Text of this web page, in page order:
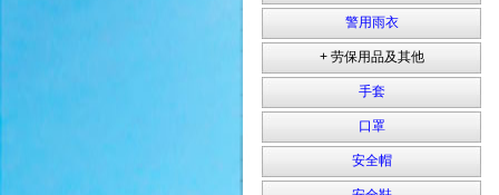
警用雨衣
+ 劳保用品及其他
手套
口罩
安全帽